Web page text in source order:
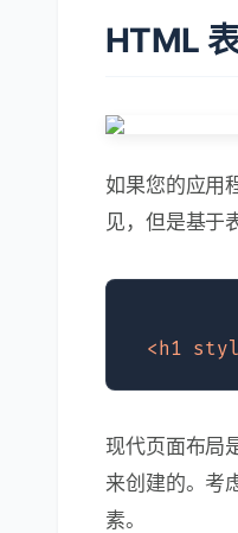
HTML
如果您的应用
见，但是基于
<h1
现代页面布局
来创建的。考
素。